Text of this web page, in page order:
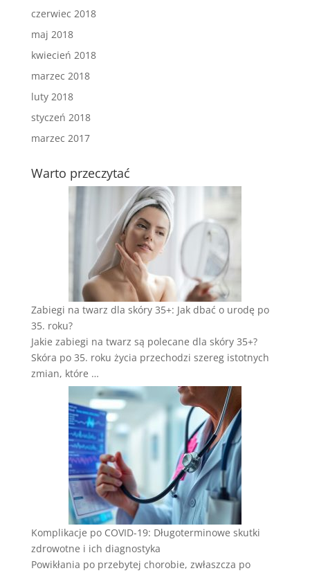
czerwiec 2018
maj 2018
kwiecień 2018
marzec 2018
luty 2018
styczeń 2018
marzec 2017
Warto przeczytać
Zabiegi na twarz dla skóry 35+: Jak dbać o urodę po
35. roku?
Jakie zabiegi na twarz są polecane dla skóry 35+?
Skóra po 35. roku życia przechodzi szereg istotnych
zmian, które …
Komplikacje po COVID-19: Długoterminowe skutki
zdrowotne i ich diagnostyka
Powikłania po przebytej chorobie, zwłaszcza po